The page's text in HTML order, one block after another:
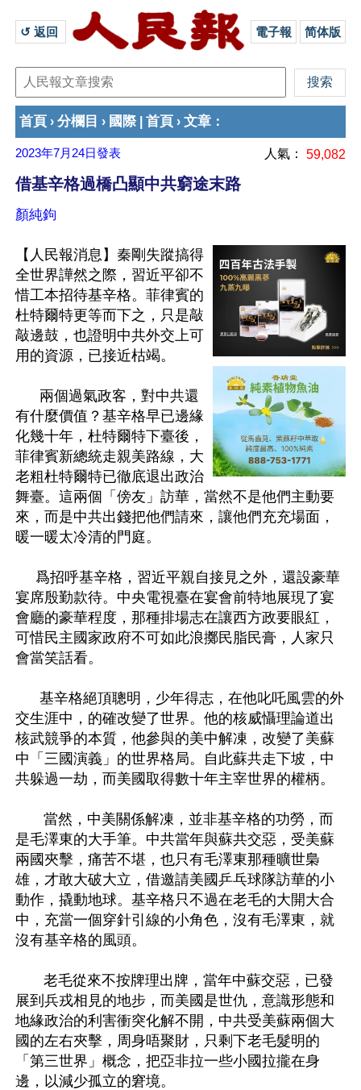
↺ 返回 電子報 简体版
首頁 › 分欄目 › 國際| 首頁 › 文章 ：
2023年7月24日發表 人氣： 59,082
借基辛格過橋凸顯中共窮途末路
顏純鉤
【人民報消息】秦剛失蹤搞得
全世界譁然之際，習近平卻不
惜工本招待基辛格。菲律賓的
杜特爾特更等而下之，只是敲
敲邊鼓，也證明中共外交上可
用的資源，已接近枯竭。
有什麼價值？基辛格早已邊緣
化幾十年，杜特爾特下臺後，
菲律賓新總統走親美路線，大
老粗杜特爾特已徹底退出政治
舞臺。這兩個「傍友」訪華，當然不是他們主動要
來，而是中共出錢把他們請來，讓他們充充場面，
暖一暖太冷清的門庭。
宴席殷勤款待。中央電視臺在宴會前特地展現了宴
會廳的豪華程度，那種排場志在讓西方政要眼紅，
可惜民主國家政府不可如此浪擲民脂民膏，人家只
會當笑話看。
交生涯中，的確改變了世界。他的核威懾理論道出
核武競爭的本質，他參與的美中解凍，改變了美蘇
中「三國演義」的世界格局。自此蘇共走下坡，中
共躲過一劫，而美國取得數十年主宰世界的權柄。
是毛澤東的大手筆。中共當年與蘇共交惡，受美蘇
兩國夾擊，痛苦不堪，也只有毛澤東那種曠世梟
雄，才敢大破大立，借邀請美國乒乓球隊訪華的小
動作，撬動地球。基辛格只不過在老毛的大開大合
中，充當一個穿針引線的小角色，沒有毛澤東，就
沒有基辛格的風頭。
展到兵戎相見的地步，而美國是世仇，意識形態和
地緣政治的利害衝突化解不開，中共受美蘇兩個大
國的左右夾擊，周身唔聚財，只剩下老毛髮明的
「第三世界」概念，把亞非拉一些小國拉攏在身
邊，以減少孤立的窘境。